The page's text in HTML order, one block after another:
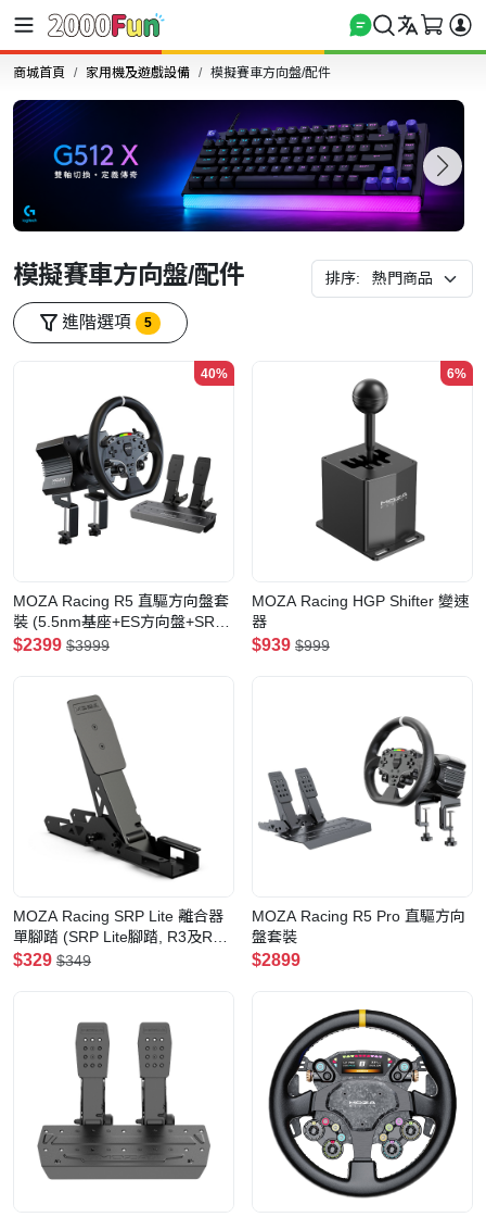
商城首頁 家用機及遊戲設備 模擬賽車方向盤/配件
模擬賽車方向盤/配件 排序:
進階選項 5
40%
MOZA Racing R5 直驅方向盤套
裝 (5.5nm基座+ES方向盤+SRP
Lite雙腳踏+桌面夾)
$2399 $3999
6%
MOZA Racing HGP Shifter 變速
器
$939 $999
MOZA Racing SRP Lite 離合器
單腳踏 (SRP Lite腳踏, R3及R5
套裝腳踏適用)
$329 $349
MOZA Racing R5 Pro 直驅方向
盤套裝
$2899